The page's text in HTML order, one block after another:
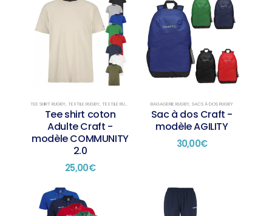
TEE SHIRT RUGBY, TEXTILE RUGBY, TEXTILE RUGBY PRÉSENTATION
Tee shirt coton
Adulte Craft -
modèle COMMUNITY
2.0
25,00€
BAGAGERIE RUGBY, SACS À DOS RUGBY
Sac à dos Craft -
modèle AGILITY
30,00€